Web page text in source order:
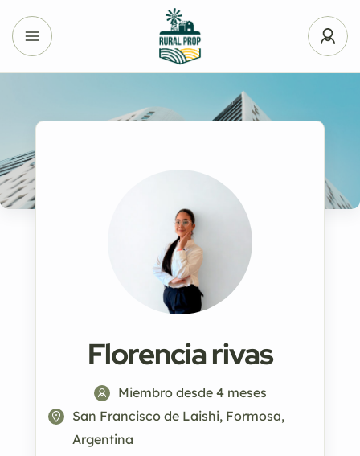
Florencia rivas
Miembro desde 4 meses
San Francisco de Laishi, Formosa,
Argentina